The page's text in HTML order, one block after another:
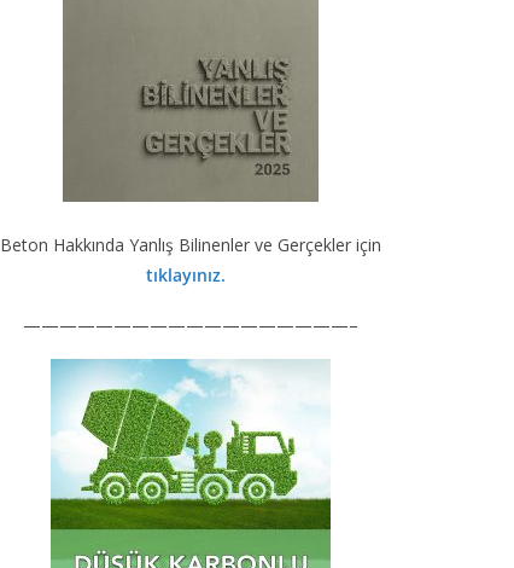
Beton Hakkında Yanlış Bilinenler ve Gerçekler için
tıklayınız.
——————————————————–